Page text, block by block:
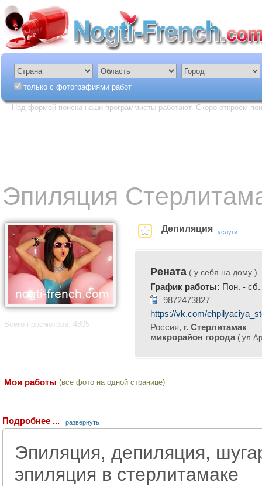
только с фотографиями работ
Над формой поиска наши программисты работают. Скоро откроем
Эпиляция
Всего просмотров: 4805
Депиляция услуги
Рената ( у себя на дому ).
График работы: Пон. - сб.
9872473827
https://vk.com/
Россия, г. Стерлитамак
микрорайон города (
Мои работы (все фото на одной странице)
Подробнее ... развернуть
Эпиляция, депиляция,
эпиляция в стерлитамаке